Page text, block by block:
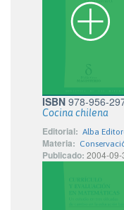
ISBN 978-956-
Cocina chilena
Editorial: Alba
Materia:
Publicado: 2004-09-